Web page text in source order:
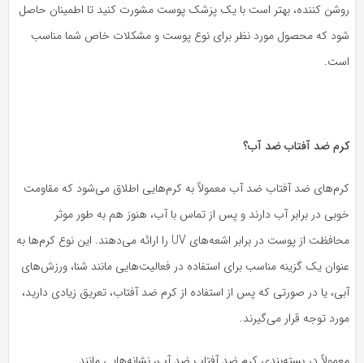
کننده، بهتر است با یک پزشک پوست مشورت کنید تا اطمینان حاصل
که محصول مورد نظر برای نوع پوست و مشکلات خاص شما مناسب
ضد آفتاب ضد آب؟
ضد آفتاب ضد آب معمولاً به کرم‌هایی اطلاق می‌شود که مقاومت
در برابر آب دارند و پس از تماس با آب، هنوز هم به طور موثر
محافظت از پوست در برابر اشعه‌های UV را ارائه می‌دهند. این نوع کرم‌ها به
یک گزینه مناسب برای استفاده در فعالیت‌هایی مانند شنا، ورزش‌های
یا در صورتی که پس از استفاده از کرم ضد آفتاب، تعریق زیادی دارید،
توجه قرار می‌گیرند.